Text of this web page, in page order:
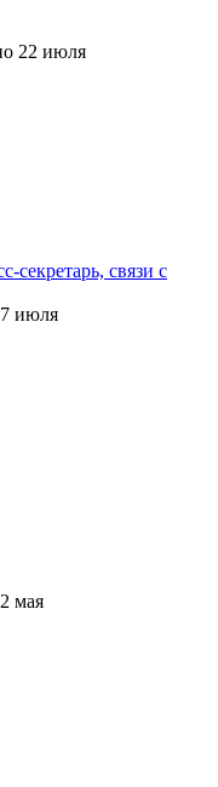
22 июля
секретарь, связи с
июля
мая